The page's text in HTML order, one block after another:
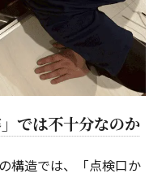
では不十分なのか
構造では、「点検口か